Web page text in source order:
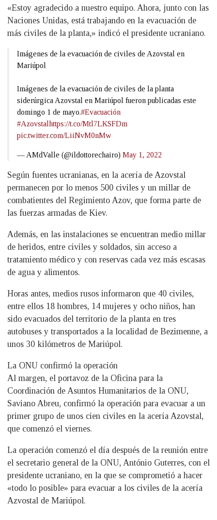
«Estoy agradecido a nuestro equipo. Ahora, junto con las
Naciones Unidas, está trabajando en la evacuación de
más civiles de la planta,» indicó el presidente ucraniano.
Imágenes de la evacuación de civiles de Azovstal en
Mariúpol
Imágenes de la evacuación de civiles de la planta
siderúrgica Azovstal en Mariúpol fueron publicadas este
domingo 1 de mayo.#Evacuación
#Azovstalhttps://t.co/Mtl7LKSFDm
pic.twitter.com/LiiNvM0nMw
— AMdValle (@ildottorechairo) May 1, 2022
Según fuentes ucranianas, en la acería de Azovstal
permanecen por lo menos 500 civiles y un millar de
combatientes del Regimiento Azov, que forma parte de
las fuerzas armadas de Kiev.
Además, en las instalaciones se encuentran medio millar
de heridos, entre civiles y soldados, sin acceso a
tratamiento médico y con reservas cada vez más escasas
de agua y alimentos.
Horas antes, medios rusos informaron que 40 civiles,
entre ellos 18 hombres, 14 mujeres y ocho niños, han
sido evacuados del territorio de la planta en tres
autobuses y transportados a la localidad de Bezimenne, a
unos 30 kilómetros de Mariúpol.
La ONU confirmó la operación
Al margen, el portavoz de la Oficina para la
Coordinación de Asuntos Humanitarios de la ONU,
Saviano Abreu, confirmó la operación para evacuar a un
primer grupo de unos cien civiles en la acería Azovstal,
que comenzó el viernes.
La operación comenzó el día después de la reunión entre
el secretario general de la ONU, António Guterres, con el
presidente ucraniano, en la que se comprometió a hacer
«todo lo posible» para evacuar a los civiles de la acería
Azvostal de Mariúpol.